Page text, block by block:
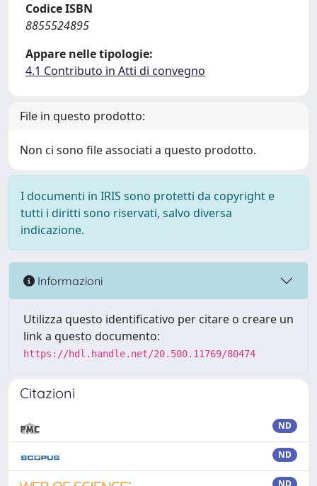
Codice ISBN
8855524895
Appare nelle tipologie:
4.1 Contributo in Atti di convegno
File in questo prodotto:
Non ci sono file associati a questo prodotto.
I documenti in IRIS sono protetti da copyright e
tutti i diritti sono riservati, salvo diversa
indicazione.
Informazioni
Utilizza questo identificativo per citare o creare un
link a questo documento:
https://hdl.handle.net/20.500.11769/80474
Citazioni
ND
ND